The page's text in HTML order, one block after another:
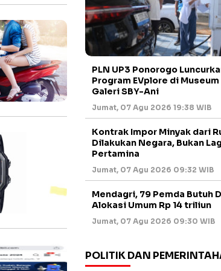
PLN UP3 Ponorogo
Program EVplore di Museum
Galeri SBY-Ani
Jumat, 07 Agu 2026 19:38 WIB
Kontrak Impor Minyak dari
Dilakukan Negara, Bukan
Pertamina
Jumat, 07 Agu 2026 09:32 WIB
Mendagri, 79 Pemda Butuh
Alokasi Umum Rp 14 triliun
Jumat, 07 Agu 2026 09:30 WIB
POLITIK DAN